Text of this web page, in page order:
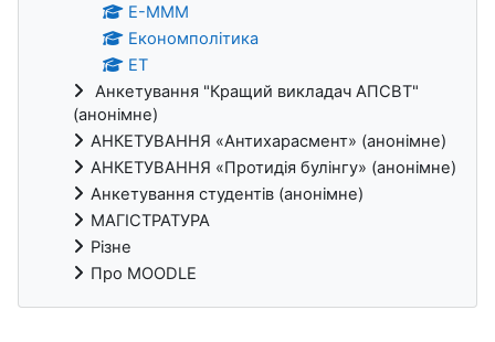
Е-МММ
Економполітика
ЕТ
Анкетування "Кращий викладач АПСВТ"
(анонімне)
АНКЕТУВАННЯ «Антихарасмент» (анонімне)
АНКЕТУВАННЯ «Протидія булінгу» (анонімне)
Анкетування студентів (анонімне)
МАГІСТРАТУРА
Різне
Про MOODLE